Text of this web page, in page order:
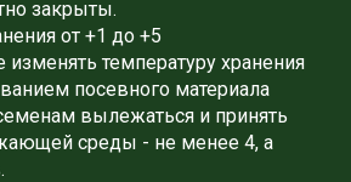
закрыты.
от +1 до +5
температуру хранения
посевного материала
вылежаться и принять
среды - не менее 4, а